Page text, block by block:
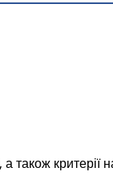
також критерії